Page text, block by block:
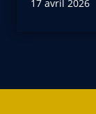
17 avril 2026